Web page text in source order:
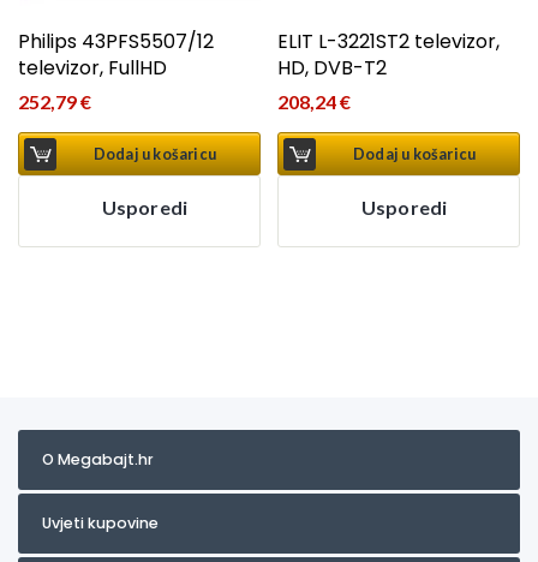
Philips 43PFS5507/12
televizor, FullHD
252,79€
Dodaj u košaricu
Usporedi
ELIT L-3221ST2 televizor,
HD, DVB-T2
208,24€
Dodaj u košaricu
Usporedi
O Megabajt.hr
Uvjeti kupovine